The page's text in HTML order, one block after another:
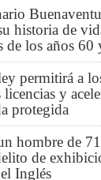
historia de
de los años 60
permitirá a
licencias y
protegida
hombre de
de
Inglés